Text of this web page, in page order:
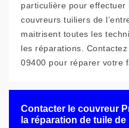
particulière pour
couvreurs tuiliers de
maitrisent toutes les
les réparations.
09400 pour réparer votre
Contacter le couvreur
la réparation de tuile